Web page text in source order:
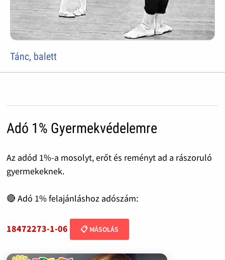
Tánc, balett
Adó 1% Gyermekvédelemre
Az adód 1%-a mosolyt, erőt és reményt ad a rászoruló
gyermekeknek.
🔴 Adó 1% felajánláshoz adószám:
18472273-1-06 📋 MÁSOLÁS